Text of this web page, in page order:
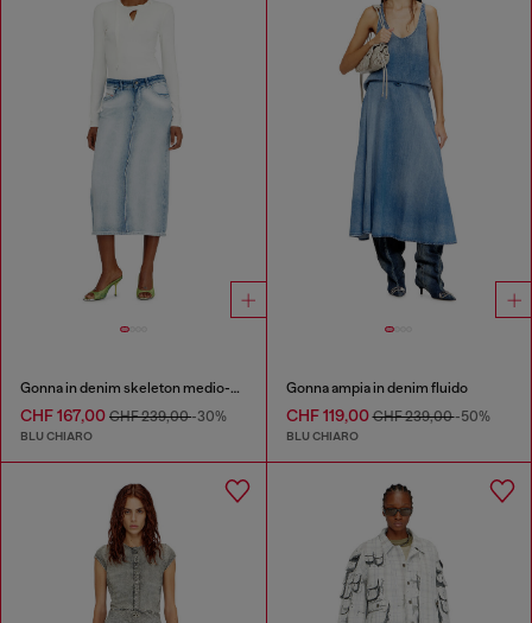
Gonna in denim skeleton medio-chiaro
CHF 167,00 CHF 239,00-30%
BLU CHIARO
Gonna ampia in denim fluido
CHF 119,00CHF 239,00-50%
BLU CHIARO